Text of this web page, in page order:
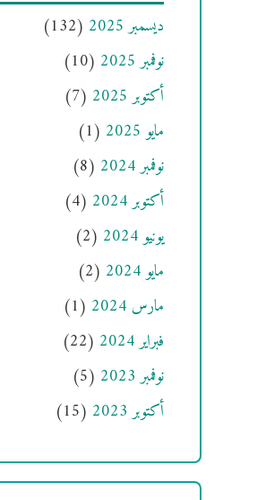
ديسمبر 2025
(132)
نوفمبر 2025
(10)
أكتوبر 2025
(7)
مايو 2025
(1)
نوفمبر 2024
(8)
أكتوبر 2024
(4)
يونيو 2024
(2)
مايو 2024
(2)
مارس 2024
(1)
فبراير 2024
(22)
نوفمبر 2023
(5)
أكتوبر 2023
(15)